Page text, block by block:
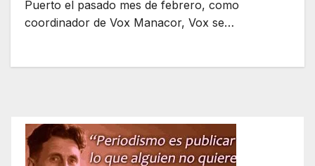
Puerto el pasado mes de febrero, como
coordinador de Vox Manacor, Vox se…